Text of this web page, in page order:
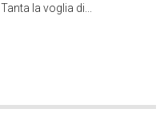
Tanta la voglia di...